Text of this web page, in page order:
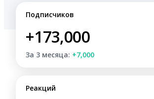
Подписчиков
+173,000
За 3 месяца: +7,000
Реакций